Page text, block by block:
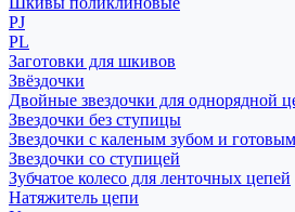
PJ
PL
Заготовки для шкивов
Звёздочки
Двойные звездочки для однорядной
Звездочки без ступицы
Звездочки с каленым зубом и
Звездочки со ступицей
Зубчатое колесо для ленточных цепей
Натяжитель цепи